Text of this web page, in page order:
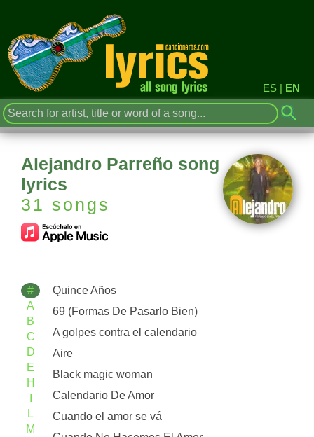
ES | EN
Alejandro Parreño song
lyrics
31 songs
#
A
B
C
D
E
H
L
M
Quince Años
69 (Formas De Pasarlo Bien)
A golpes contra el calendario
Aire
Black magic woman
Calendario De Amor
Cuando el amor se vá